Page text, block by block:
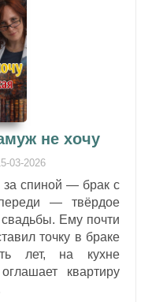
не хочу
03-2026
за спиной — брак с
— твёрдое
Ему почти
точку в браке
лет, на кухне
квартиру